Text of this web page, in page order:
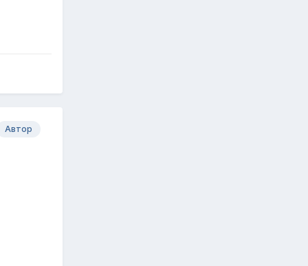
Автор